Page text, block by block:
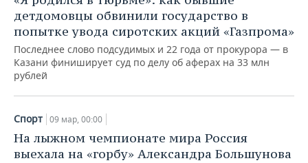
ФИГУРНОЕ КАТАНИЕ
ВОДНЫЕ ВИДЫ СПОРТА
МЕДИЦИНА
ОБРАЗОВАНИЕ
детдомовцы обвинили государство в
попытке увода сиротских акций «Газпрома»
Последнее слово подсудимых и 22 года от прокурора — в
Казани финиширует суд по делу об аферах на 33 млн
рублей
Спорт 09 мар, 00:00
На лыжном чемпионате мира Россия
выехала на «горбу» Александра Большунова